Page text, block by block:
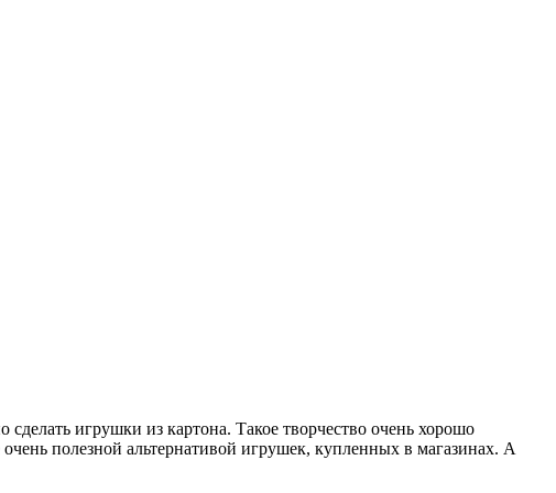
игрушки из картона. Такое творчество очень хорошо
полезной альтернативой игрушек, купленных в магазинах. А